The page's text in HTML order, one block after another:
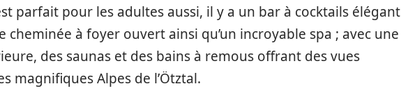
parfait pour les adultes aussi, il y a un bar à cocktails élégant
cheminée à foyer ouvert ainsi qu’un incroyable spa ; avec une
des saunas et des bains à remous offrant des vues
magnifiques Alpes de l’Ötztal.